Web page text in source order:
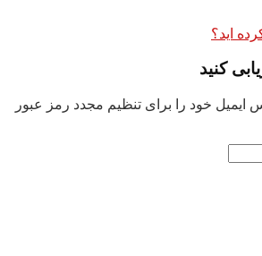
اید؟
کنید
ایمیل خود را برای تنظیم مجدد رمز عبور